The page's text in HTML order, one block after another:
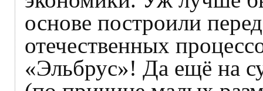
основе построили
отечественных
«Эльбрус»! Да ещё на